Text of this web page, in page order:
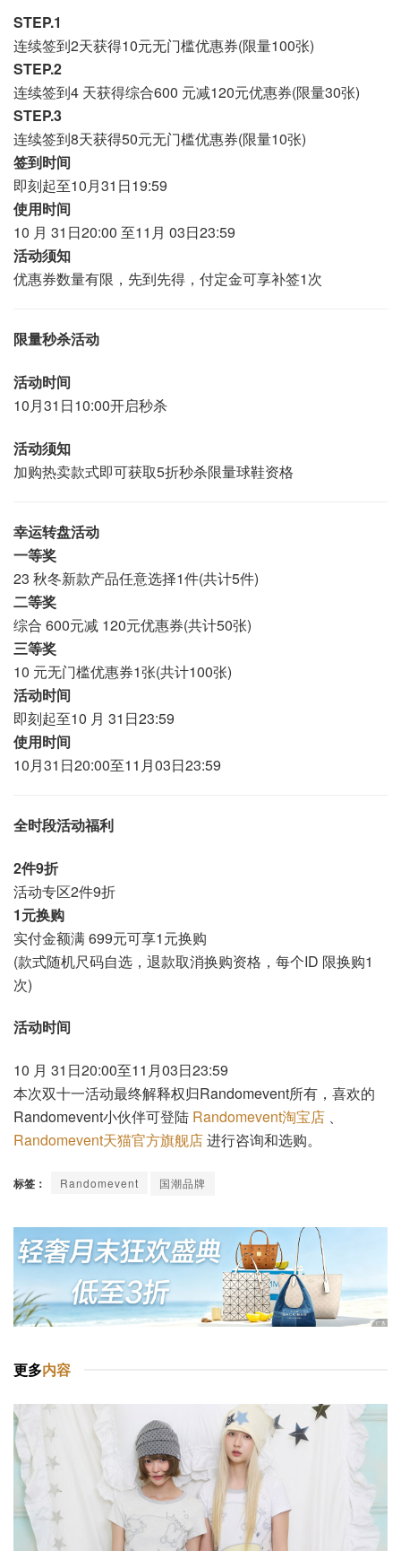
STEP.1
连续签到2天获得10元无门槛优惠券(限量100张)
STEP.2
连续签到4 天获得综合600 元减120元优惠券(限量30张)
STEP.3
连续签到8天获得50元无门槛优惠券(限量10张)
签到时间
即刻起至10月31日19:59
使用时间
10 月 31日20:00 至11月 03日23:59
活动须知
优惠券数量有限，先到先得，付定金可享补签1次
限量秒杀活动
活动时间
10月31日10:00开启秒杀
活动须知
加购热卖款式即可获取5折秒杀限量球鞋资格
幸运转盘活动
一等奖
23 秋冬新款产品任意选择1件(共计5件)
二等奖
综合 600元减 120元优惠券(共计50张)
三等奖
10 元无门槛优惠券1张(共计100张)
活动时间
即刻起至10 月 31日23:59
使用时间
10月31日20:00至11月03日23:59
全时段活动福利
2件9折
活动专区2件9折
1元换购
实付金额满 699元可享1元换购
(款式随机尺码自选，退款取消换购资格，每个ID 限换购1
次)
活动时间
10 月 31日20:00至11月03日23:59
本次双十一活动最终解释权归Randomevent所有，喜欢的
Randomevent小伙伴可登陆 Randomevent淘宝店 、
Randomevent天猫官方旗舰店进行咨询和选购。
标签： Randomevent 国潮品牌
更多内容